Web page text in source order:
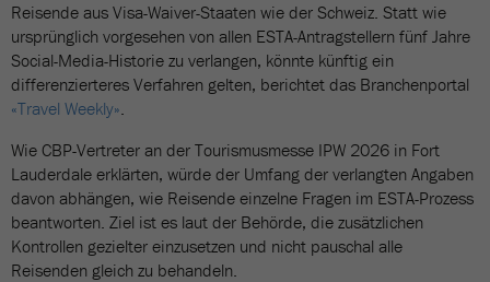
Reisende aus Visa-Waiver-Staaten wie der Schweiz. Statt wie
ursprünglich vorgesehen von allen ESTA-Antragstellern fünf Jahre
Social-Media-Historie zu verlangen, könnte künftig ein
differenzierteres Verfahren gelten, berichtet das Branchenportal
«Travel Weekly».
Wie CBP-Vertreter an der Tourismusmesse IPW 2026 in Fort
Lauderdale erklärten, würde der Umfang der verlangten Angaben
davon abhängen, wie Reisende einzelne Fragen im ESTA-Prozess
beantworten. Ziel ist es laut der Behörde, die zusätzlichen
Kontrollen gezielter einzusetzen und nicht pauschal alle
Reisenden gleich zu behandeln.